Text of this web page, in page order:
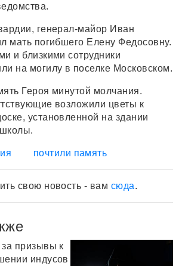
генерал-майор Иван
мать погибшего Елену Федосовну.
и близкими сотрудники
на могилу в поселке Московском.
Героя минутой молчания.
возложили цветы к
установленной на здании
почтили память
свою новость - вам сюда.
призывы к
индусов